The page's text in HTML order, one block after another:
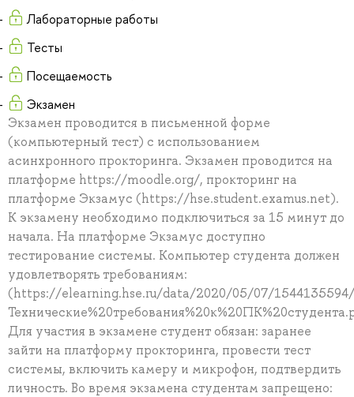
Лабораторные работы
Тесты
Посещаемость
Экзамен
Экзамен проводится в письменной форме
(компьютерный тест) с использованием
асинхронного прокторинга. Экзамен проводится на
платформе https://moodle.org/, прокторинг на
платформе Экзамус (https://hse.student.examus.net).
К экзамену необходимо подключиться за 15 минут до
начала. На платформе Экзамус доступно
тестирование системы. Компьютер студента должен
удовлетворять требованиям:
(https://elearning.hse.ru/data/2020/05/07/1544135594/
Для участия в экзамене студент обязан: заранее
зайти на платформу прокторинга, провести тест
системы, включить камеру и микрофон, подтвердить
личность. Во время экзамена студентам запрещено: